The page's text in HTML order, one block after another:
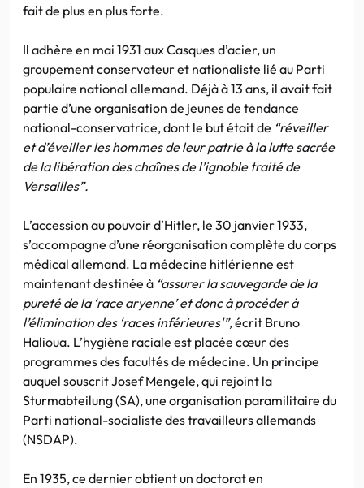
fait de plus en plus forte.
Il adhère en mai 1931 aux Casques d’acier, un
groupement conservateur et nationaliste lié au Parti
populaire national allemand. Déjà à 13 ans, il avait fait
partie d’une organisation de jeunes de tendance
national-conservatrice, dont le but était de “réveiller
et d’éveiller les hommes de leur patrie à la lutte sacrée
de la libération des chaînes de l’ignoble traité de
Versailles”.
L’accession au pouvoir d’Hitler, le 30 janvier 1933,
s’accompagne d’une réorganisation complète du corps
médical allemand. La médecine hitlérienne est
maintenant destinée à “assurer la sauvegarde de la
pureté de la ‘race aryenne’ et donc à procéder à
l’élimination des ‘races inférieures'”,écrit Bruno
Halioua. L’hygiène raciale est placée cœur des
programmes des facultés de médecine. Un principe
auquel souscrit Josef Mengele, qui rejoint la
Sturmabteilung (SA), une organisation paramilitaire du
Parti national-socialiste des travailleurs allemands
(NSDAP).
En 1935, ce dernier obtient un doctorat en